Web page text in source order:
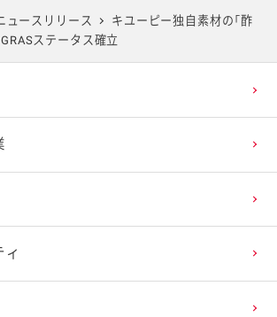
ュースリリース
キユーピー独自素材の「酢
ステータス確立